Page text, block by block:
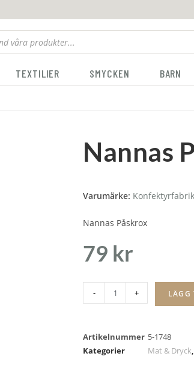
TEXTILIER SMYCKEN BARN
Nannas
Varumärke:
Nannas Påskrox
79 kr
- + LÄGG
Artikelnummer 5-1748
Kategorier
Mat & Dryck,